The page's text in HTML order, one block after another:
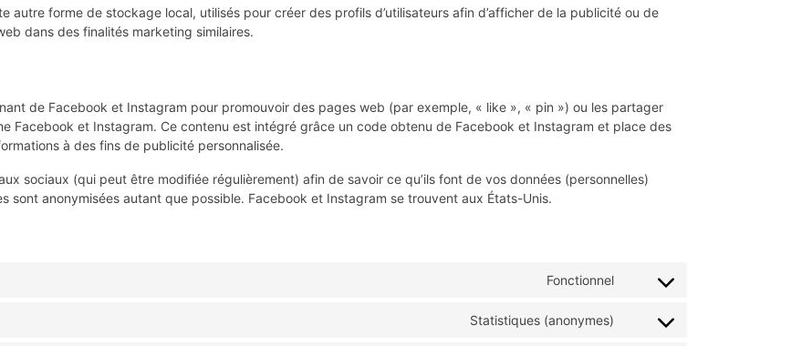
autre forme de stockage local, utilisés pour créer des profils d’utilisateurs afin d’afficher de la publicité ou de
dans des finalités marketing similaires.
de Facebook et Instagram pour promouvoir des pages web (par exemple, « like », « pin ») ou les partager
Facebook et Instagram. Ce contenu est intégré grâce un code obtenu de Facebook et Instagram et place des
à des fins de publicité personnalisée.
sociaux (qui peut être modifiée régulièrement) afin de savoir ce qu’ils font de vos données (personnelles)
sont anonymisées autant que possible. Facebook et Instagram se trouvent aux États-Unis.
Fonctionnel
Statistiques (anonymes)